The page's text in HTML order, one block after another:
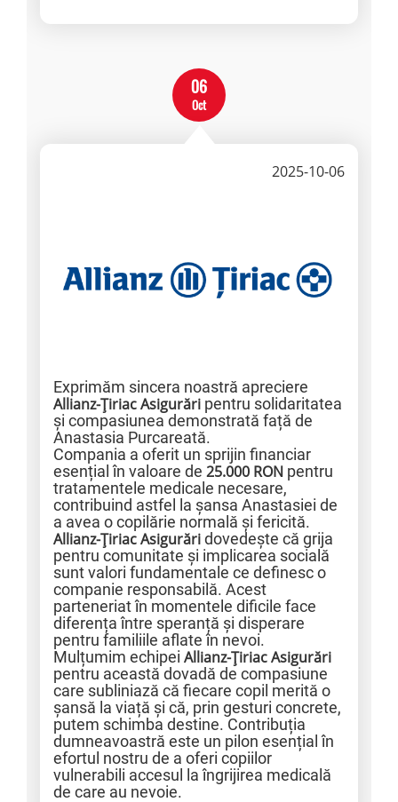
06
Oct
2025-10-06
Exprimăm sincera noastră apreciere
Allianz-Țiriac Asigurări pentru solidaritatea
și compasiunea demonstrată față de
Anastasia Purcareată.
Compania a oferit un sprijin financiar
esențial în valoare de 25.000 RON pentru
tratamentele medicale necesare,
contribuind astfel la șansa Anastasiei de
a avea o copilărie normală și fericită.
Allianz-Țiriac Asigurăridovedește că grija
pentru comunitate și implicarea socială
sunt valori fundamentale ce definesc o
companie responsabilă. Acest
parteneriat în momentele dificile face
diferența între speranță și disperare
pentru familiile aflate în nevoi.
Mulțumim echipei Allianz-Țiriac Asigurări
pentru această dovadă de compasiune
care subliniază că fiecare copil merită o
șansă la viață și că, prin gesturi concrete,
putem schimba destine. Contribuția
dumneavoastră este un pilon esențial în
efortul nostru de a oferi copiilor
vulnerabili accesul la îngrijirea medicală
de care au nevoie.